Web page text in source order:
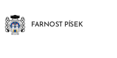
FARNOST PÍSEK